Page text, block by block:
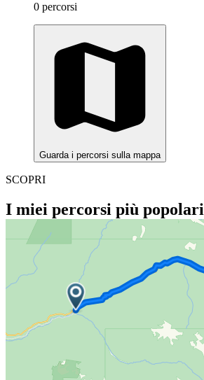
0 percorsi
Guarda i percorsi sulla mappa
SCOPRI
I miei percorsi più popolari